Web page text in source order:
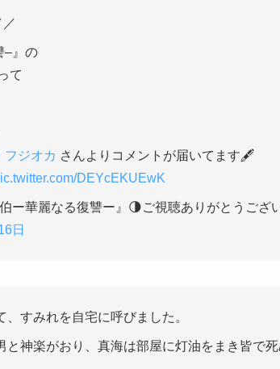
–』の
て
フジオカ さんよりコメントが届いてます🖋
DEYcEKUEwK
ー華麗なる復讐ー』🌗ご視聴ありがとうござ
日
すみれを自宅に呼びました。
と神楽がおり、真海は部屋に灯油をまき皆で